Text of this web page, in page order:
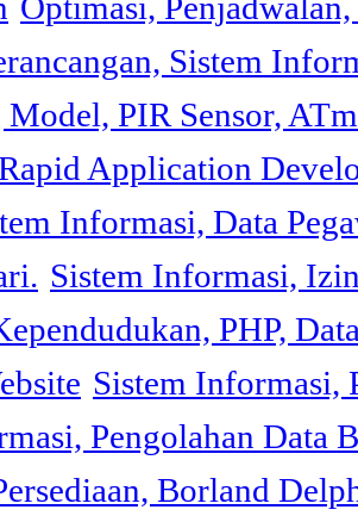
Sistem
PIR Sensor,
Application
Informasi, Data
Sistem Informasi,
PHP,
Sistem Informasi,
Pengolahan Data
Borland